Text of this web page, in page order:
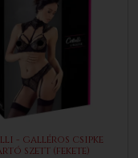
- galléros csipke
szett (fekete)